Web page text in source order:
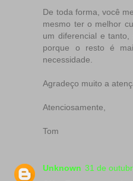
De toda forma, você
mesmo ter o melhor
um diferencial e tanto,
porque o resto é
necessidade.
Agradeço muito a
Atenciosamente,
Tom
Unknown 31 de